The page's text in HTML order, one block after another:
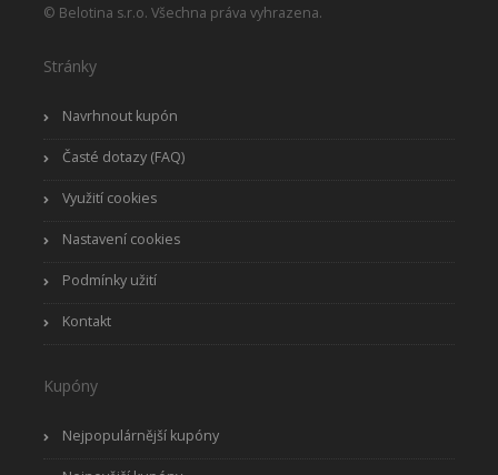
© Belotina s.r.o. Všechna práva vyhrazena.
Stránky
Navrhnout kupón
Časté dotazy (FAQ)
Využití cookies
Nastavení cookies
Podmínky užití
Kontakt
Kupóny
Nejpopulárnější kupóny